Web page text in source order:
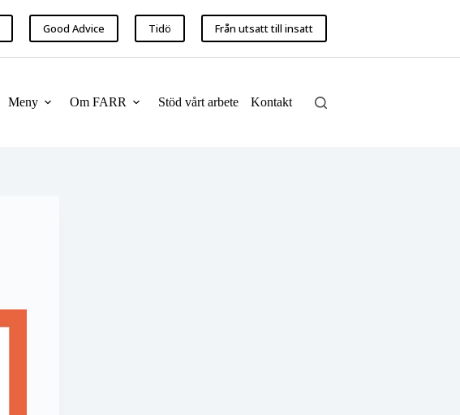
Good Advice Tidö Från utsatt till insatt
Meny Om FARR Stöd vårt arbete Kontakt